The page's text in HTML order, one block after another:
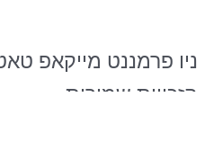
ניו פרמננט מייקאפ
הזכויות שמורות